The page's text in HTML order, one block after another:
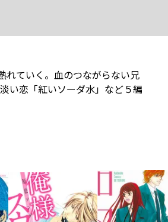
ていく――。血のつながらない兄
い恋「紅いソーダ水」など５編